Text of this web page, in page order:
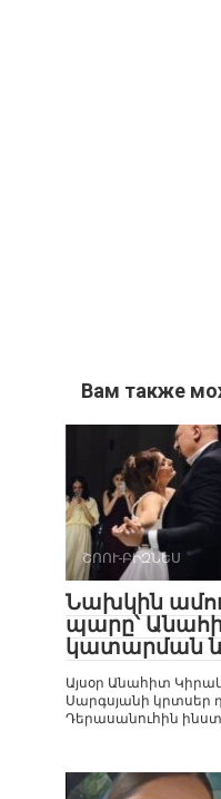
Вам также
ՇՈՈՒ-ԲԻԶՆԵՍ
Նախկին
պարը՝
կատարման
Այսօր Անահիտ
Սարգսյանի կրտսեր
Դերասանուհին